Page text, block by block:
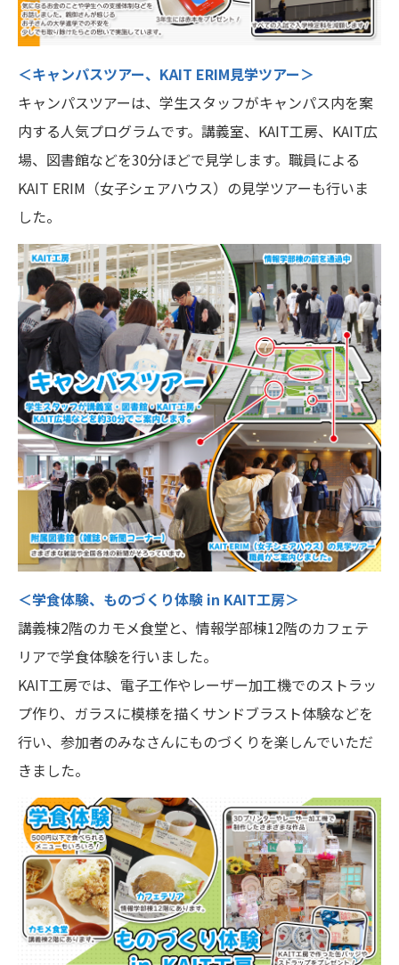
＜キャンパスツアー、KAIT ERIM見学ツアー＞
キャンパスツアーは、学生スタッフがキャンパス内を案
内する人気プログラムです。講義室、KAIT工房、KAIT広
場、図書館などを30分ほどで見学します。職員による
KAIT ERIM（女子シェアハウス）の見学ツアーも行いま
した。
＜学食体験、ものづくり体験 in KAIT工房＞
講義棟2階のカモメ食堂と、情報学部棟12階のカフェテ
リアで学食体験を行いました。
KAIT工房では、電子工作やレーザー加工機でのストラッ
プ作り、ガラスに模様を描くサンドブラスト体験などを
行い、参加者のみなさんにものづくりを楽しんでいただ
きました。